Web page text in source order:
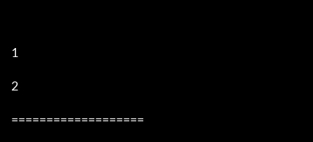
1
2
===================